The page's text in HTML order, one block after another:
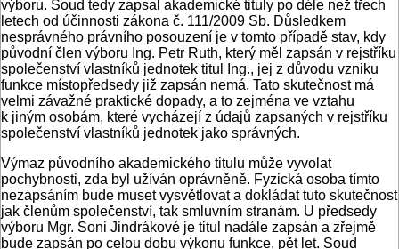
výboru. Soud tedy zapsal akademické tituly po déle než třech
letech od účinnosti zákona č. 111/2009 Sb. Důsledkem
nesprávného právního posouzení je v tomto případě stav, kdy
původní člen výboru Ing. Petr Ruth, který měl zapsán v rejstříku
společenství vlastníků jednotek titul Ing., jej z důvodu vzniku
funkce místopředsedy již zapsán nemá. Tato skutečnost má
velmi závažné praktické dopady, a to zejména ve vztahu
k jiným osobám, které vycházejí z údajů zapsaných v rejstříku
společenství vlastníků jednotek jako správných.
Výmaz původního akademického titulu může vyvolat
pochybnosti, zda byl užíván oprávněně. Fyzická osoba tímto
nezapsáním bude muset vysvětlovat a dokládat tuto skutečnost
jak členům společenství, tak smluvním stranám. U předsedy
výboru Mgr. Soni Jindrákové je titul nadále zapsán a zřejmě
bude zapsán po celou dobu výkonu funkce, pět let. Soud